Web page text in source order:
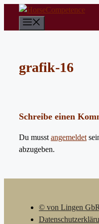
springen
grafik-16
Schreibe einen
Du musst angemeldet
abzugeben.
© von Lingen